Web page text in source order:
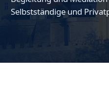
Selbstständige und